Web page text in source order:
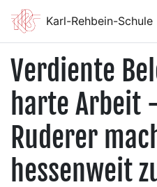
Karl-Rehbein-Schule
Verdiente
harte Arbeit
Ruderer
hessenweit